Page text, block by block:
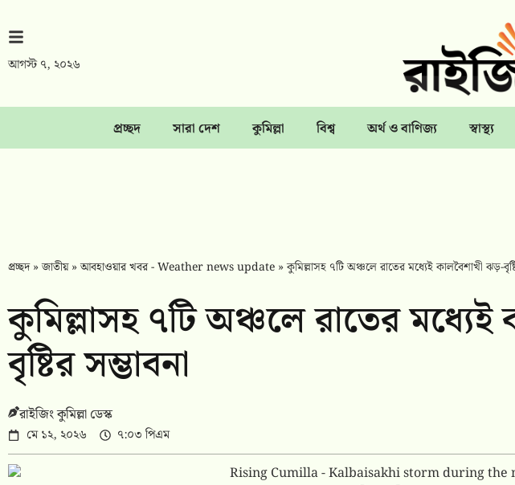
আগস্ট ৭, ২০২৬
প্রচ্ছদ সারা দেশ কুমিল্লা বিশ্ব অর্থ ও বাণিজ্য স্বাস্থ্য
প্রচ্ছদ»জাতীয়»আবহাওয়ার খবর - Weather news update »কুমিল্লাসহ ৭টি অঞ্চলে রাতের মধ্যেই কালবৈশাখী ঝড়-
কুমিল্লাসহ ৭টি অঞ্চলে রাতের
বৃষ্টির সম্ভাবনা
রাইজিং কুমিল্লা ডেস্ক
মে ১২, ২০২৬ ৭:০৩ পিএম